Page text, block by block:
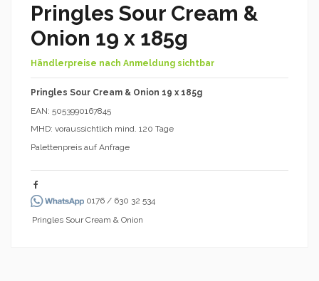
Pringles Sour Cream &
Onion 19 x 185g
Händlerpreise nach Anmeldung sichtbar
Pringles Sour Cream & Onion 19 x 185g
EAN: 5053990167845
MHD: voraussichtlich mind. 120 Tage
Palettenpreis auf Anfrage
0176 / 630 32 534
Pringles Sour Cream & Onion